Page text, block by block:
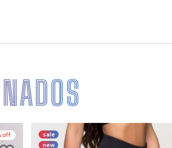
off
sale
new